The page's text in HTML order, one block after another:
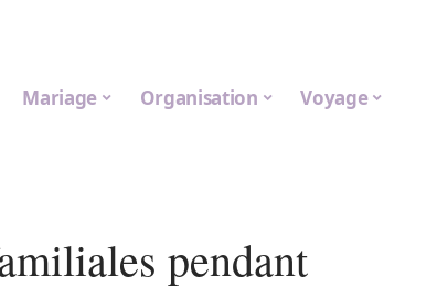
Mariage Organisation Voyage
pendant